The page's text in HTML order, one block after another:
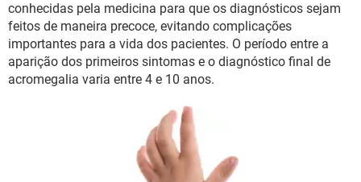
GLOSSÁRIO
conhecidas pela medicina para que os diagnósticos sejam
feitos de maneira precoce, evitando complicações
importantes para a vida dos pacientes. O período entre a
aparição dos primeiros sintomas e o diagnóstico final de
acromegalia varia entre 4 e 10 anos.